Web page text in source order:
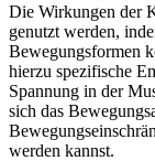
Die Wirkungen der
genutzt werden,
Bewegungsformen
hierzu spezifische
Spannung in der
sich das
werden kannst.